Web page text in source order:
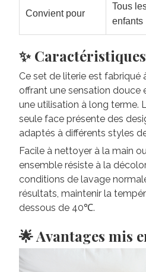
Convient pour
Tous
enfants
✨
Ce set de literie est fabriqué
offrant une sensation douce
une utilisation à long terme.
seule face présente des
adaptés à différents styles
Facile à nettoyer à la main
ensemble résiste à la
conditions de lavage
résultats, maintenir la
dessous de 40℃.
🌟 Avantages mis